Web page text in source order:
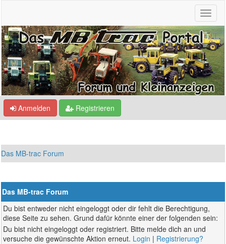
Anmelden Registrieren
Das MB-trac Forum
Das MB-trac Forum
Du bist entweder nicht eingeloggt oder dir fehlt die Berechtigung,
diese Seite zu sehen. Grund dafür könnte einer der folgenden sein:
Du bist nicht eingeloggt oder registriert. Bitte melde dich an und
versuche die gewünschte Aktion erneut. Login | Registrierung?